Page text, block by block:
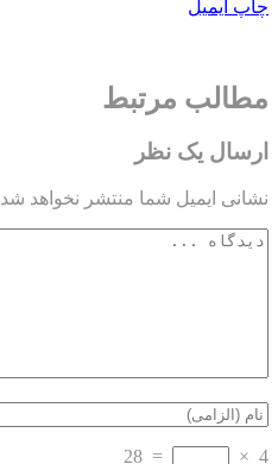
چاپ ایمیل
مطالب مرتبط
ارسال یک نظر
نشانی ایمیل شما منتشر نخواهد
4
×
=
28